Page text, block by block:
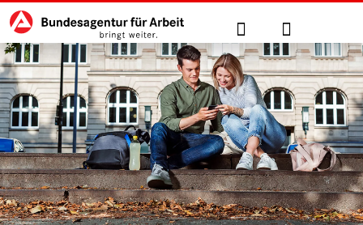
zu den Hauptinhalten springen
Hauptnavigation Suche Anmelden